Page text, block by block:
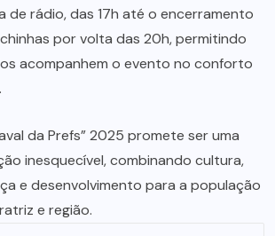
de rádio, das 17h até o encerramento
por volta das 20h, permitindo
acompanhem o evento no conforto
da Prefs” 2025 promete ser uma
inesquecível, combinando cultura,
e desenvolvimento para a população
e região.